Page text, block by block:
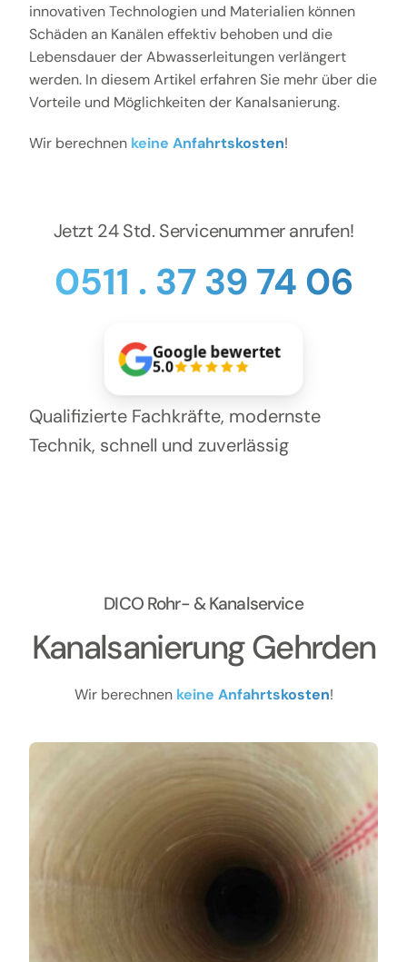
innovativen Technologien und Materialien können
Schäden an Kanälen effektiv behoben und die
Lebensdauer der Abwasserleitungen verlängert
werden. In diesem Artikel erfahren Sie mehr über die
Vorteile und Möglichkeiten der Kanalsanierung.
Wir berechnen keine Anfahrtskosten!
Jetzt 24 Std. Servicenummer anrufen!
0511 . 37 39 74 06
Google bewertet
5.0
Qualifizierte Fachkräfte, modernste
Technik, schnell und zuverlässig
DICO Rohr- & Kanalservice
Kanalsanierung Gehrden
Wir berechnen keine Anfahrtskosten!